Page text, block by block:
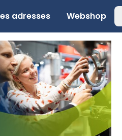
adresses Webshop